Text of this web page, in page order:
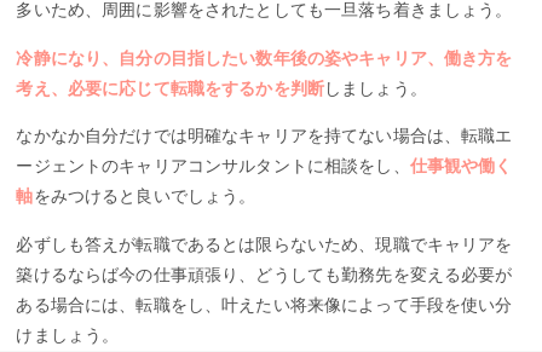
多いため、周囲に影響をされたとしても一旦落ち着きましょう。
冷静になり、自分の目指したい数年後の姿やキャリア、働き方を
考え、必要に応じて転職をするかを判断しましょう。
なかなか自分だけでは明確なキャリアを持てない場合は、転職エ
ージェントのキャリアコンサルタントに相談をし、 仕事観や働く
軸をみつけると良いでしょう。
必ずしも答えが転職であるとは限らないため、現職でキャリアを
築けるならば今の仕事頑張り、どうしても勤務先を変える必要が
ある場合には、転職をし、叶えたい将来像によって手段を使い分
けましょう。